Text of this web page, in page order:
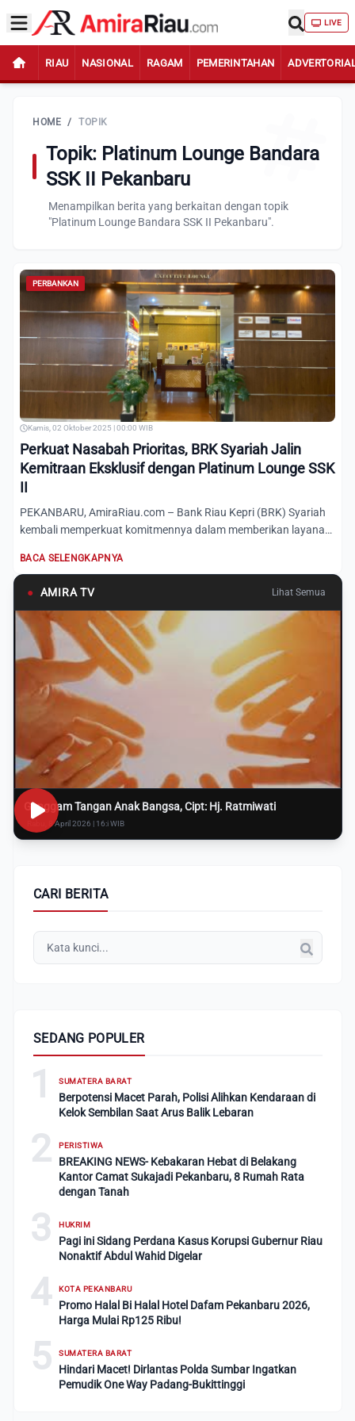
LIVE
RIAU NASIONAL RAGAM PEMERINTAHAN
HOME / TOPIK
Topik: Platinum Lounge Bandara
SSK II Pekanbaru
Menampilkan berita yang berkaitan dengan topik
"Platinum Lounge Bandara SSK II Pekanbaru".
PERBANKAN
Kamis, 02 Oktober 2025 | 00:00 WIB
Perkuat Nasabah Prioritas, BRK Syariah Jalin
Kemitraan Eksklusif dengan Platinum Lounge SSK
II
PEKANBARU, AmiraRiau.com – Bank Riau Kepri (BRK) Syariah
kembali memperkuat komitmennya dalam memberikan layanan
BACA SELENGKAPNYA
● AMIRA TV Lihat Semua
Genggam Tangan Anak Bangsa, Cipt: Hj. Ratmiwati
Rabu, 8 April 2026 | 16:i WIB
CARI BERITA
SEDANG POPULER
1 SUMATERA BARAT
Berpotensi Macet Parah, Polisi Alihkan Kendaraan di
Kelok Sembilan Saat Arus Balik Lebaran
2 PERISTIWA
BREAKING NEWS- Kebakaran Hebat di Belakang
Kantor Camat Sukajadi Pekanbaru, 8 Rumah Rata
dengan Tanah
3 HUKRIM
Pagi ini Sidang Perdana Kasus Korupsi Gubernur Riau
Nonaktif Abdul Wahid Digelar
4 KOTA PEKANBARU
Promo Halal Bi Halal Hotel Dafam Pekanbaru 2026,
Harga Mulai Rp125 Ribu!
5 SUMATERA BARAT
Hindari Macet! Dirlantas Polda Sumbar Ingatkan
Pemudik One Way Padang-Bukittinggi